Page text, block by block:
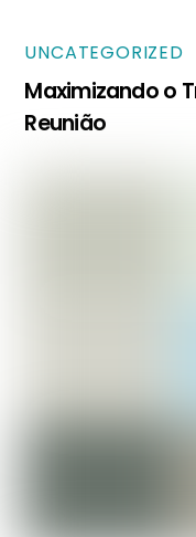
UNCATEGORIZED
Maximizando o
Reunião